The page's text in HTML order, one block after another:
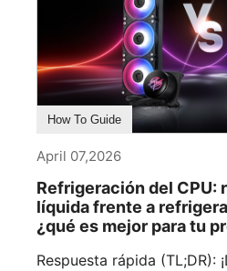
How To Guide
April 07,2026
Refrigeración del CPU:
líquida frente a
¿qué es mejor para tu
Respuesta rápida (TL;DR):